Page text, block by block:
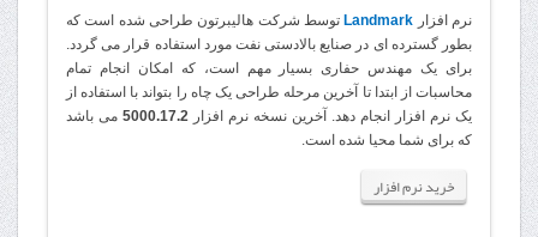
نرم افزار Landmark توسط شرکت هالیبرتون طراحی شده است که
بطور گسترده ای در صنایع بالادستی نفت مورد استفاده قرار می گردد.
برای یک مهندس حفاری بسیار مهم است، که امکان انجام تمام
محاسبات از ابتدا تا آخرین مرحله طراحی یک چاه را بتواند با استفاده از
یک نرم افزار انجام دهد. آخرین نسخه نرم افزار 5000.17.2 می باشد
که برای شما محیا شده است.
خرید نرم افزار